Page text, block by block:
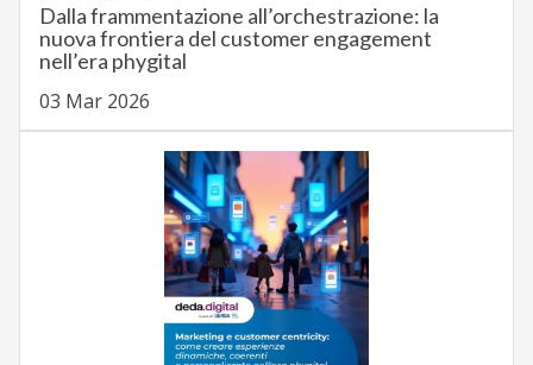
Dalla frammentazione all’orchestrazione: la
nuova frontiera del customer engagement
nell’era phygital
03 Mar 2026